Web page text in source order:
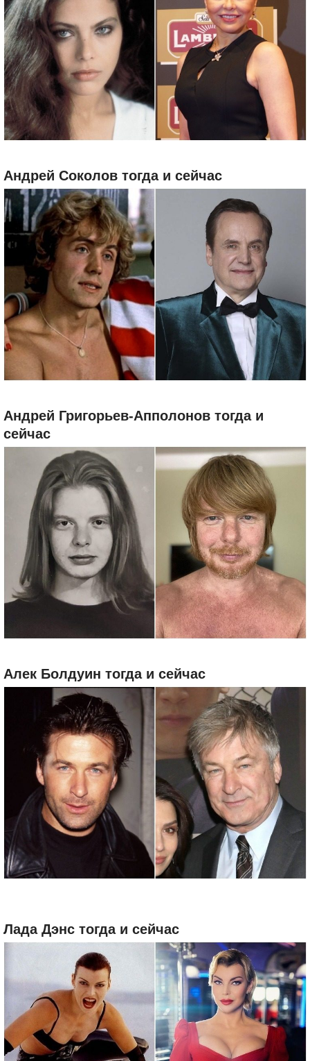
Андрей Соколов тогда и сейчас
Андрей Григорьев-Апполонов тогда и
сейчас
Алек Болдуин тогда и сейчас
Лада Дэнс тогда и сейчас